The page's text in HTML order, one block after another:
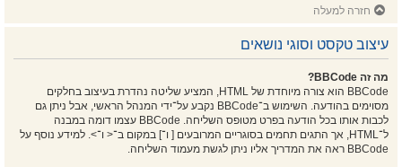
חזרה למעלה
עיצוב טקסט וסוגי נושאים
מה זה BBCode?
BBCode הוא צורה מיוחדת של HTML, המציע שליטה נהדרת בעיצוב בחלקים
מסוימים בהודעה. השימוש ב־BBCode נקבע על־ידי המנהל הראשי, אבל ניתן גם
לכבות אותו בכל הודעה בפרט מטופס השליחה. BBCode עצמו דומה במבנה
ל־HTML, אך התגים תחמים בסוגריים המרובעים [ ו־] במקום ב־< ו־>. למידע נוסף על
BBCode ראה את המדריך אליו ניתן לגשת מעמוד השליחה.